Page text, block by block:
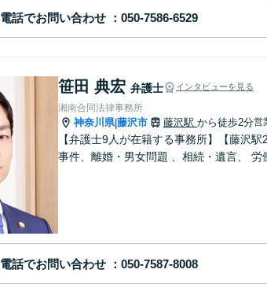
電話でお問い合わせ
笹田 典宏 弁護士 インタビューを見る
湘南合同法律事務所
神奈川県|藤沢市 藤沢駅 から徒歩2分営
【弁護士9人が在籍する事務所】【藤沢
事件、離婚・男女問題 、相続・遺言、 労
電話でお問い合わせ